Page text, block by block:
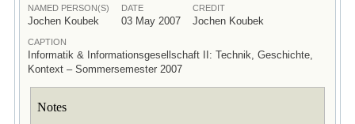
NAMED PERSON(S)
Jochen Koubek
DATE
03 May 2007
CREDIT
Jochen Koubek
CAPTION
Informatik & Informationsgesellschaft II: Technik, Geschichte,
Kontext – Sommersemester 2007
Notes